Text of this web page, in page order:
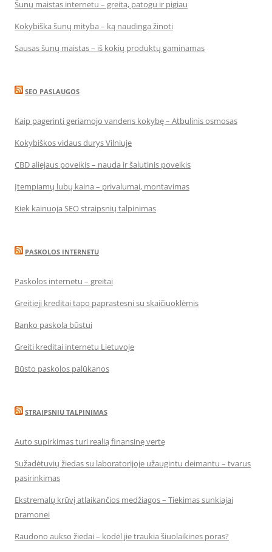
Šunų maistas internetu – greita, patogu ir pigiau
Kokybiška šunų mityba – ką naudinga žinoti
Sausas šunų maistas – iš kokių produktų gaminamas
SEO PASLAUGOS
Kaip pagerinti geriamojo vandens kokybę – Atbulinis osmosas
Kokybiškos vidaus durys Vilniuje
CBD aliejaus poveikis – nauda ir šalutinis poveikis
Įtempiamų lubų kaina – privalumai, montavimas
Kiek kainuoja SEO straipsnių talpinimas
PASKOLOS INTERNETU
Paskolos internetu – greitai
Greitieji kreditai tapo paprastesni su skaičiuoklėmis
Banko paskola būstui
Greiti kreditai internetu Lietuvoje
Būsto paskolos palūkanos
STRAIPSNIU TALPINIMAS
Auto supirkimas turi realią finansinę vertę
Sužadėtuvių žiedas su laboratorijoje užaugintu deimantu – tvarus
pasirinkimas
Ekstremalų krūvį atlaikančios medžiagos – Tiekimas sunkiajai
pramonei
Raudono aukso žiedai – kodėl jie traukia šiuolaikines poras?